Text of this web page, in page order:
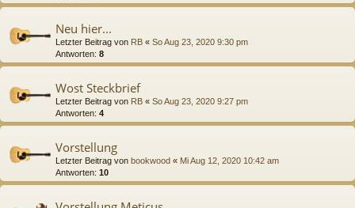
Neu hier...
Letzter Beitrag von RB « So Aug 23, 2020 9:30 pm
Antworten: 8
Wost Steckbrief
Letzter Beitrag von RB « So Aug 23, 2020 9:27 pm
Antworten: 4
Vorstellung
Letzter Beitrag von bookwood « Mi Aug 12, 2020 10:42 am
Antworten: 10